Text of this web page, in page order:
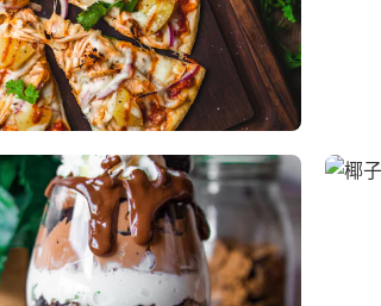
的椰子 清凉